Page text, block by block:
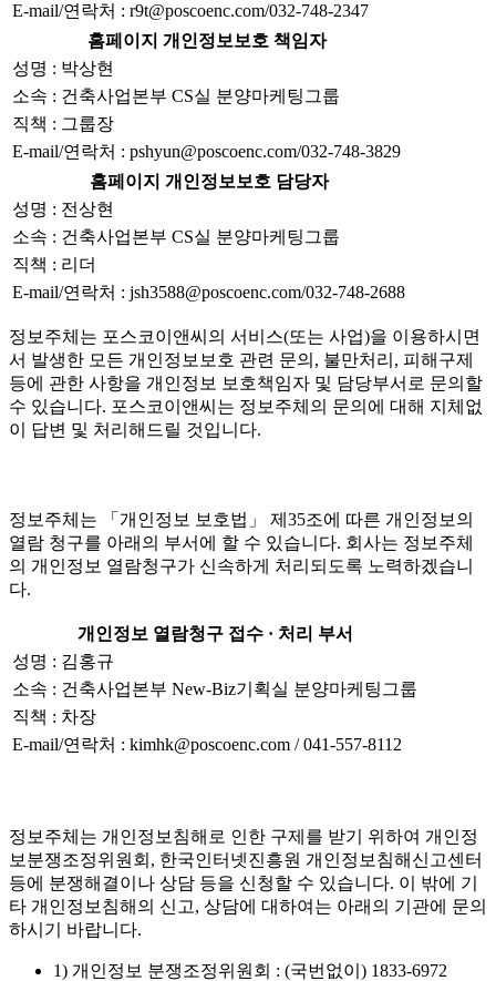
E-mail/연락처 : r9t@poscoenc.com/032-748-2347
홈페이지 개인정보보호 책임자
성명 : 박상현
소속 : 건축사업본부 CS실 분양마케팅그룹
직책 : 그룹장
E-mail/연락처 : pshyun@poscoenc.com/032-748-3829
홈페이지 개인정보보호 담당자
성명 : 전상현
소속 : 건축사업본부 CS실 분양마케팅그룹
직책 : 리더
E-mail/연락처 : jsh3588@poscoenc.com/032-748-2688
정보주체는 포스코이앤씨의 서비스(또는 사업)을 이용하시면
서 발생한 모든 개인정보보호 관련 문의, 불만처리, 피해구제
등에 관한 사항을 개인정보 보호책임자 및 담당부서로 문의할
수 있습니다. 포스코이앤씨는 정보주체의 문의에 대해 지체없
이 답변 및 처리해드릴 것입니다.
정보주체는 「개인정보 보호법」 제35조에 따른 개인정보의
열람 청구를 아래의 부서에 할 수 있습니다. 회사는 정보주체
의 개인정보 열람청구가 신속하게 처리되도록 노력하겠습니
다.
개인정보 열람청구 접수 · 처리 부서
성명 : 김홍규
소속 : 건축사업본부 New-Biz기획실 분양마케팅그룹
직책 : 차장
E-mail/연락처 : kimhk@poscoenc.com / 041-557-8112
정보주체는 개인정보침해로 인한 구제를 받기 위하여 개인정
보분쟁조정위원회, 한국인터넷진흥원 개인정보침해신고센터
등에 분쟁해결이나 상담 등을 신청할 수 있습니다. 이 밖에 기
타 개인정보침해의 신고, 상담에 대하여는 아래의 기관에 문의
하시기 바랍니다.
1) 개인정보 분쟁조정위원회 : (국번없이) 1833-6972